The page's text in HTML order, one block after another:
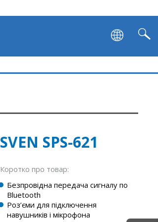
SVEN SPS-621
Коротко про товар:
Безпровідна передача сигналу по
Bluetooth
Роз’єми для підключення
навушників і мікрофона